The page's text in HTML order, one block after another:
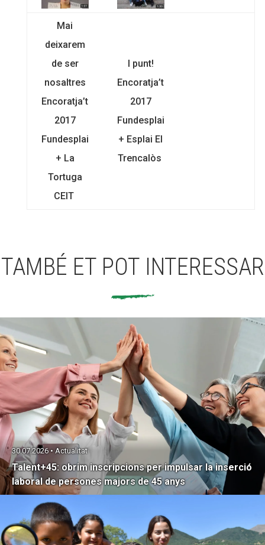
Mai
deixarem
de ser
nosaltres
Encoratja’t
2017
Fundesplai
+ La
Tortuga
CEIT
I punt!
Encoratja’t
2017
Fundesplai
+ Esplai El
Trencalòs
TAMBÉ ET POT INTERESSAR
Talent+45: obrim inscripcions per impulsar la inserció
laboral de persones majors de 45 anys
30.07.2026 • Actualitat